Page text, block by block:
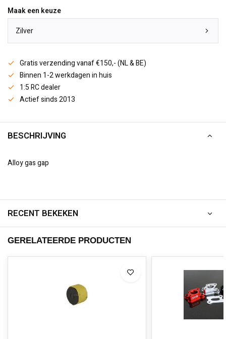
Maak een keuze
Zilver
Gratis verzending vanaf €150,- (NL & BE)
Binnen 1-2 werkdagen in huis
1:5 RC dealer
Actief sinds 2013
BESCHRIJVING
Alloy gas gap
RECENT BEKEKEN
GERELATEERDE PRODUCTEN